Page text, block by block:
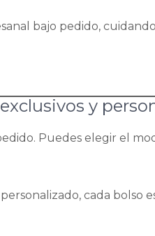
bajo pedido,
y
Puedes elegir el
cada bolso